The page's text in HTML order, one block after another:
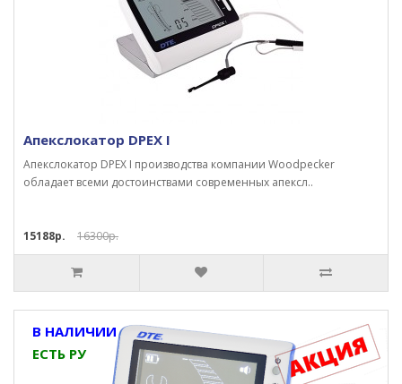
Апекслокатор DPEX I
Апекслокатор DPEX I производства компании Woodpecker
обладает всеми достоинствами современных апексл..
15188р. 16300р.
В НАЛИЧИИ
ЕСТЬ РУ